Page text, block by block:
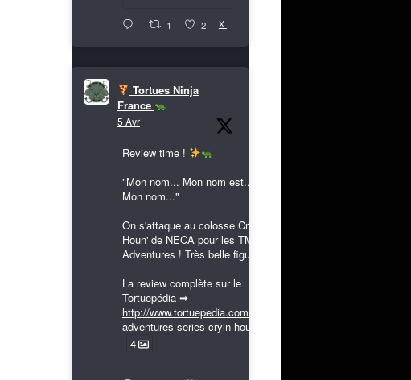
1 2 X
Tortues Ninja
France
5 Avr
Review time !
"Mon nom... Mon nom est...
Mon nom..."
On s'attaque au colosse Cryin'
Houn' de NECA pour les TMNT
Adventures ! Très belle figurine !
La review complète sur le
Tortuepédia ➡
http://www.tortuepedia.com/tmnt-
adventures-series-cryin-houn...
4